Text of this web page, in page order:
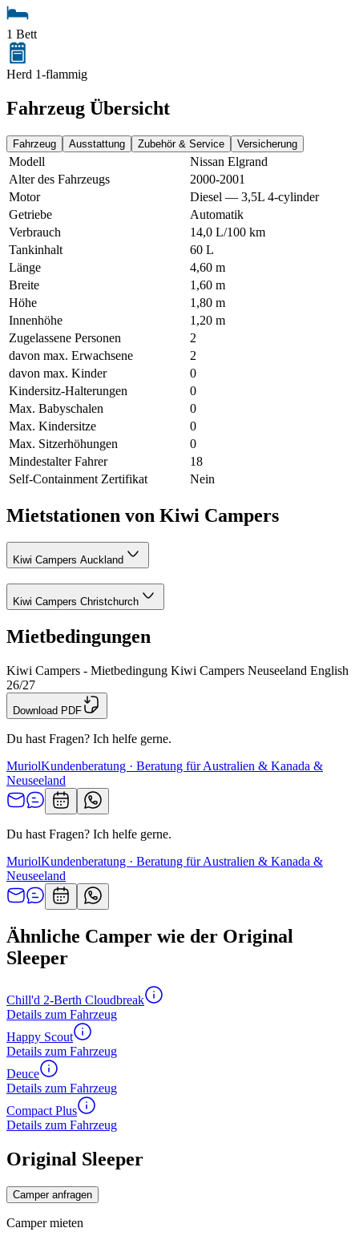
1 Bett
Herd 1-flammig
Fahrzeug Übersicht
Fahrzeug Ausstattung Zubehör & Service Versicherung
Modell
Nissan Elgrand
Alter des Fahrzeugs
2000-2001
Motor
Diesel — 3,5L 4-cylinder
Getriebe
Automatik
Verbrauch
14,0 L/100 km
Tankinhalt
60 L
Länge
4,60 m
Breite
1,60 m
Höhe
1,80 m
Innenhöhe
1,20 m
Zugelassene Personen
2
davon max. Erwachsene
2
davon max. Kinder
0
Kindersitz-Halterungen
0
Max. Babyschalen
0
Max. Kindersitze
0
Max. Sitzerhöhungen
0
Mindestalter Fahrer
18
Self-Containment Zertifikat
Nein
Mietstationen von Kiwi Campers
Kiwi Campers Auckland
Kiwi Campers Christchurch
Mietbedingungen
Kiwi Campers - Mietbedingung Kiwi Campers Neuseeland English
26/27
Download PDF
Du hast Fragen? Ich helfe gerne.
MuriolKundenberatung · Beratung für Australien & Kanada &
Neuseeland
Du hast Fragen? Ich helfe gerne.
MuriolKundenberatung · Beratung für Australien & Kanada &
Neuseeland
Ähnliche Camper wie der Original
Sleeper
Chill'd 2-Berth Cloudbreak
Details zum Fahrzeug
Happy Scout
Details zum Fahrzeug
Deuce
Details zum Fahrzeug
Compact Plus
Details zum Fahrzeug
Original Sleeper
Camper anfragen
Camper mieten